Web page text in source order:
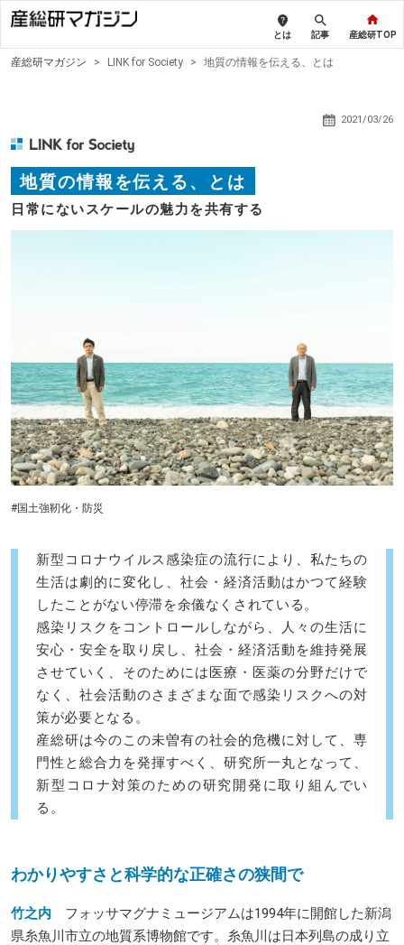
とは 記事 産総研TOP
産総研マガジン > LINK for Society > 地質の情報を伝える、とは
2021/03/26
地質の情報を伝える、とは
日常にないスケールの魅力を共有する
#国土強靭化・防災
新型コロナウイルス感染症の流行により、私たちの
生活は劇的に変化し、社会・経済活動はかつて経験
したことがない停滞を余儀なくされている。
感染リスクをコントロールしながら、人々の生活に
安心・安全を取り戻し、社会・経済活動を維持発展
させていく、そのためには医療・医薬の分野だけで
なく、社会活動のさまざまな面で感染リスクへの対
策が必要となる。
産総研は今のこの未曽有の社会的危機に対して、専
門性と総合力を発揮すべく、研究所一丸となって、
新型コロナ対策のための研究開発に取り組んでい
る。
わかりやすさと科学的な正確さの狭間で
竹之内
フォッサマグナミュージアムは1994年に開館した新潟
県糸魚川市立の地質系博物館です。糸魚川は日本列島の成り立